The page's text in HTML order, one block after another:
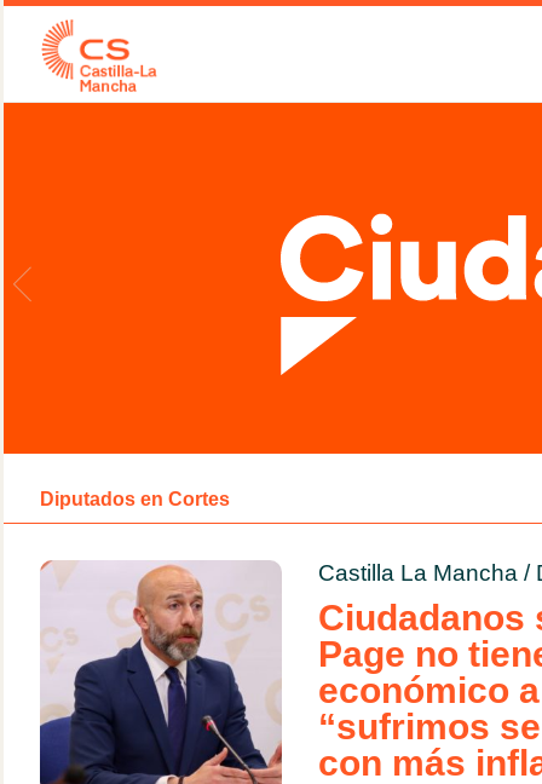
Diputados en Cortes
Castilla La Mancha /
Ciudadanos
Page no
económico
“sufrimos
con más